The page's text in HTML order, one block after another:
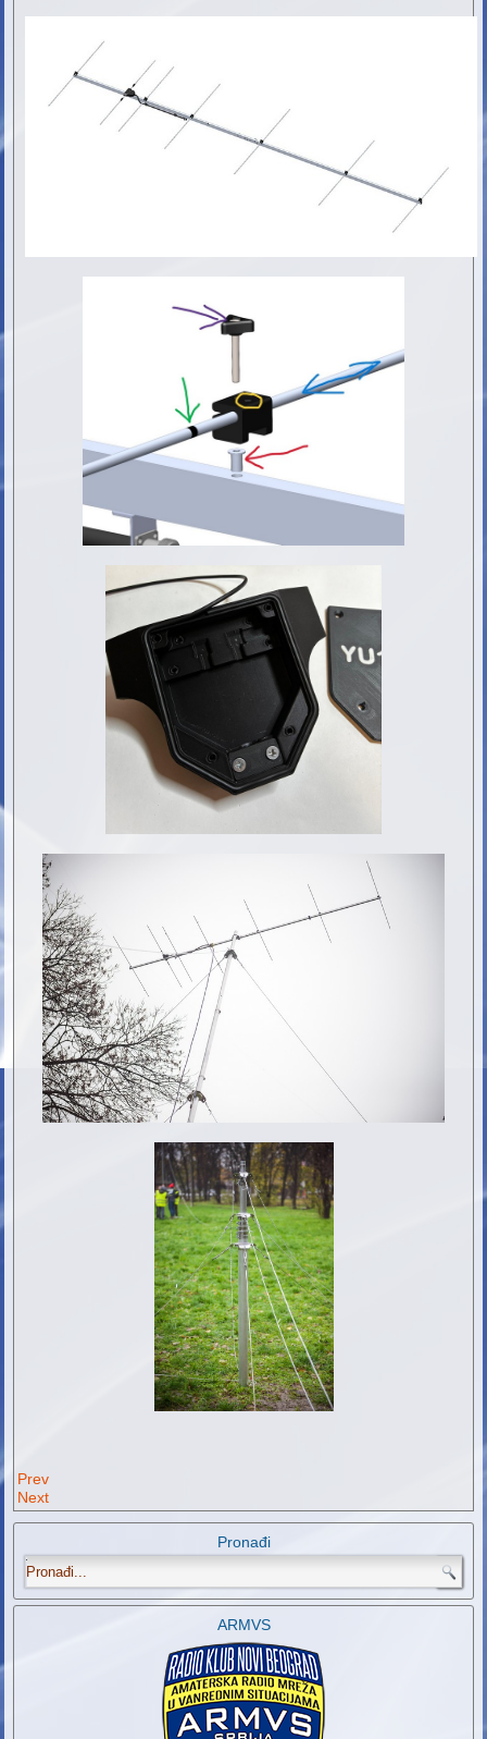
Prev
Next
Pronađi
.
ARMVS